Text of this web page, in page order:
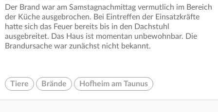
Der Brand war am Samstagnachmittag vermutlich im Bereich
der Küche ausgebrochen. Bei Eintreffen der Einsatzkräfte
hatte sich das Feuer bereits bis in den Dachstuhl
ausgebreitet. Das Haus ist momentan unbewohnbar. Die
Brandursache war zunächst nicht bekannt.
Tiere Brände Hofheim am Taunus